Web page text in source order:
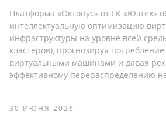
Платформа «Октопус» от ГК «Юзтех»
интеллектуальную оптимизацию
инфраструктуры на уровне всей
кластеров), прогнозируя
виртуальными машинами и давая
эффективному перераспределению
30 ИЮНЯ 2026